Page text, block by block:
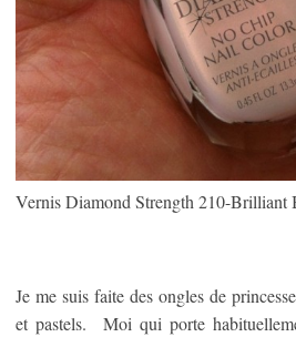
Vernis Diamond Strength 210-Brilliant
Je me suis faite des ongles de
et pastels. Moi qui porte